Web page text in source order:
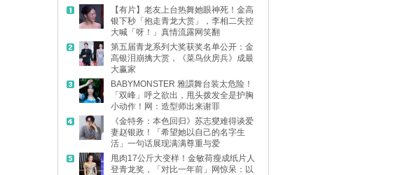
【有片】老友上台热舞她眼神死！金高
银下秒「抱走青龙大赏」，李相二失控
大喊「呀！」真情流露网笑翻
第五届青龙系列大奖获奖名单公开：金
高银泪崩擒大赏，《菜鸟伙房兵》成最
大赢家
BABYMONSTER 雅譞舞台装太危险！
「双峰」呼之欲出，甩头拨发全是护胸
小动作！网：造型师出来谢罪
《金特务：本色回归》苏志燮难得谈爱
妻赵银政！「希望她以自己的名字生
活」一句话展现满满尊重与爱
甩肉17公斤大变样！金敏荷瘦成纸片人
登青龙奖，「对比一年前」网惊呆：以